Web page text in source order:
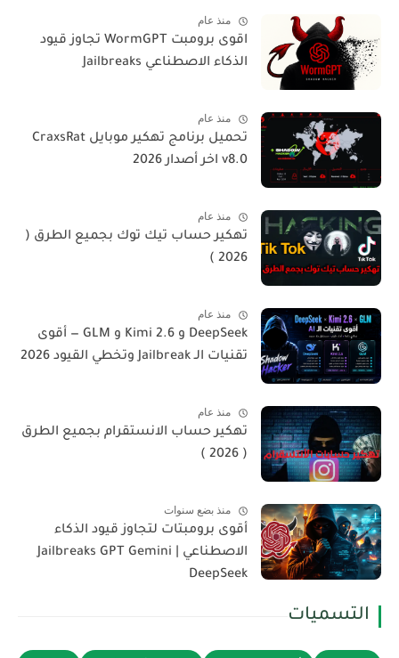
منذ عام
اقوى برومبت WormGPT تجاوز قيود
الذكاء الاصطناعي Jailbreaks
منذ عام
تحميل برنامج تهكير موبايل CraxsRat
v8.0 اخر أصدار 2026
منذ عام
تهكير حساب تيك توك بجميع الطرق (
2026 )
منذ عام
DeepSeek و Kimi 2.6 و GLM — أقوى
تقنيات الـ Jailbreak وتخطي القيود 2026
منذ عام
تهكير حساب الانستقرام بجميع الطرق
( 2026 )
منذ بضع سنوات
أقوى برومبتات لتجاوز قيود الذكاء
الاصطناعي | Jailbreaks GPT Gemini
DeepSeek
التسميات